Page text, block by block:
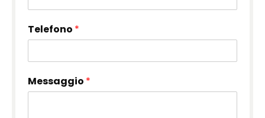
Telefono *
Messaggio *